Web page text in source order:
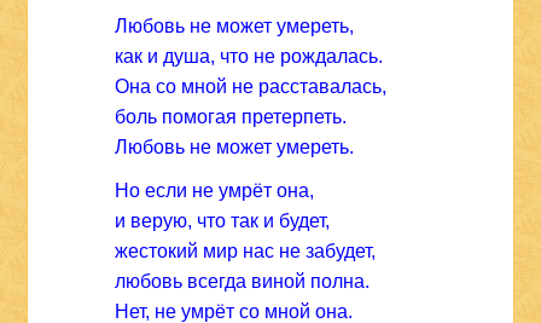
Любовь не может умереть,
как и душа, что не рождалась.
Она со мной не расставалась,
боль помогая претерпеть.
Любовь не может умереть.
Но если не умрёт она,
и верую, что так и будет,
жестокий мир нас не забудет,
любовь всегда виной полна.
Нет, не умрёт со мной она.